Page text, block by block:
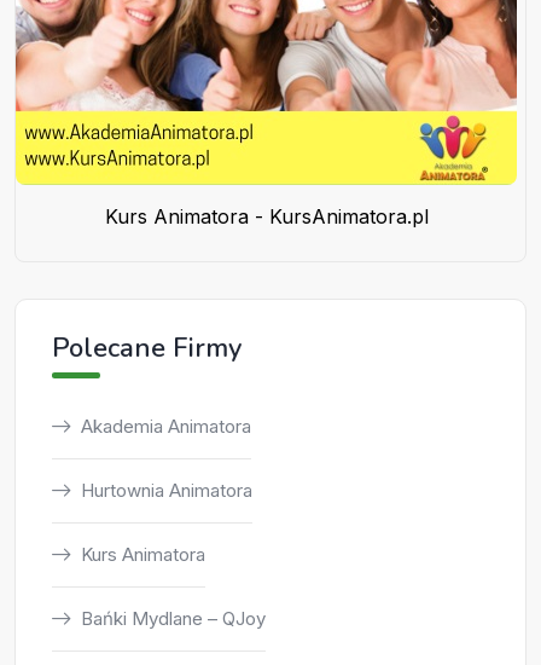
Kurs Animatora - KursAnimatora.pl
Polecane Firmy
Akademia Animatora
Hurtownia Animatora
Kurs Animatora
Bańki Mydlane – QJoy